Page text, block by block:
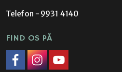
Telefon - 9931 4140
FIND OS PÅ